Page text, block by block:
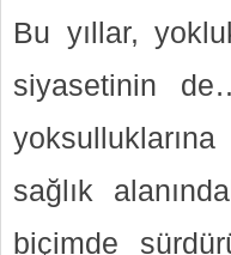
Bu yıllar,
siyasetinin
sağlık
biçimde